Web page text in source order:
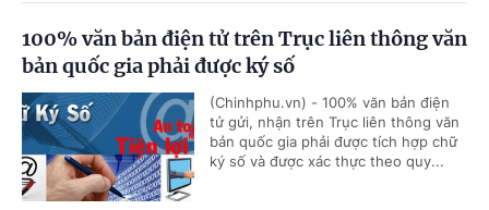
100% văn bản điện tử trên Trục liên thông văn
bản quốc gia phải được ký số
(Chinhphu.vn) - 100% văn bản điện
tử gửi, nhận trên Trục liên thông văn
bản quốc gia phải được tích hợp chữ
ký số và được xác thực theo quy...